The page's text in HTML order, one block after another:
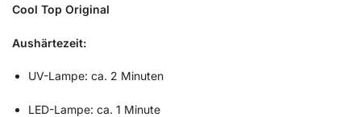
Cool Top Original
Aushärtezeit:
UV-Lampe: ca. 2 Minuten
LED-Lampe: ca. 1 Minute